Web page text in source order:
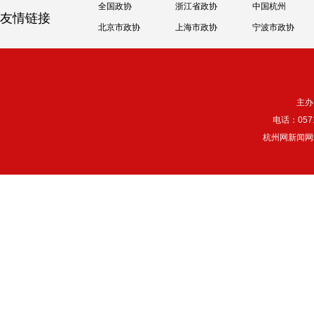
友情链接
全国政协 浙江省政协 中国杭州
北京市政协 上海市政协 宁波市政协
主
电话：
杭州网新闻